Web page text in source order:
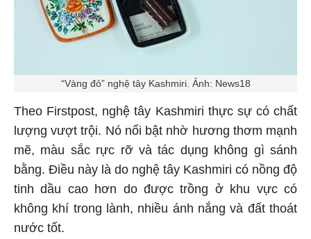
“Vàng đỏ” nghệ tây Kashmiri. Ảnh: News18
Theo Firstpost, nghệ tây Kashmiri thực sự có chất
lượng vượt trội. Nó nổi bật nhờ hương thơm mạnh
mẽ, màu sắc rực rỡ và tác dụng không gì sánh
bằng. Điều này là do nghệ tây Kashmiri có nồng độ
tinh dầu cao hơn do được trồng ở khu vực có
không khí trong lành, nhiều ánh nắng và đất thoát
nước tốt.